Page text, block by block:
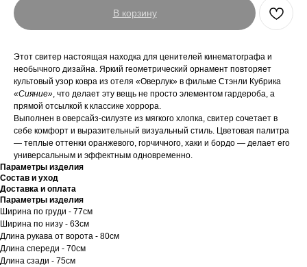
В корзину
Этот свитер настоящая находка для ценителей кинематографа и
необычного дизайна. Яркий геометрический орнамент повторяет
культовый узор ковра из отеля «Оверлук» в фильме Стэнли Кубрика
«Сияние», что делает эту вещь не просто элементом гардероба, а
прямой отсылкой к классике хоррора.
Выполнен в оверсайз-силуэте из мягкого хлопка, свитер сочетает в
себе комфорт и выразительный визуальный стиль. Цветовая палитра
— теплые оттенки оранжевого, горчичного, хаки и бордо — делает его
универсальным и эффектным одновременно.
Параметры изделия
Состав и уход
Доставка и оплата
Параметры изделия
Ширина по груди - 77см
Ширина по низу - 63см
Длина рукава от ворота - 80см
Длина спереди - 70см
Длина сзади - 75см